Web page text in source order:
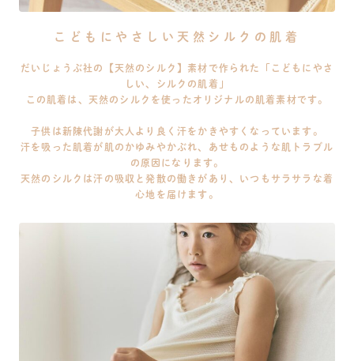
こどもにやさしい天然シルクの肌着
だいじょうぶ社の【天然のシルク】素材で作られた「こどもにやさ
しい、シルクの肌着」
この肌着は、天然のシルクを使ったオリジナルの肌着素材です。
子供は新陳代謝が大人より良く汗をかきやすくなっています。
汗を吸った肌着が肌のかゆみやかぶれ、あせものような肌トラブル
の原因になります。
天然のシルクは汗の吸収と発散の働きがあり、いつもサラサラな着
心地を届けます。